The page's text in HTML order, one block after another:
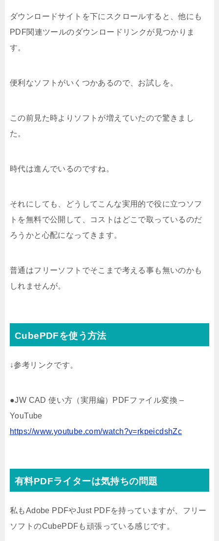
ダウンロードサイトを下にスクロールすると、他にも
PDF関連ツールのダウンロードリンクが見つかりま
す。
便利なソフトがいくつかあるので、お試しを。
この前見た時よりソフトが増えていたので驚きまし
た。
時代は進んでいるのですね。
それにしても、どうしてこんな実用的で役に立つソフ
トを無料で公開して、コストはどこで取っているのだ
ろうかと心配になってきます。
普通はフリーソフトでそこまで考える事も無いのかも
しれませんが。
CubePDFを使う方法
↓参考リンクです。
●JW CAD 使い方（実用編）PDFファイル変換 –
YouTube
https://www.youtube.com/watch?v=rkpeicdshZc
有料PDFライターは気持ちの問題
私もAdobe PDFやJust PDFを持っていますが、フリー
ソフトのCubePDFも頑張っている感じです。